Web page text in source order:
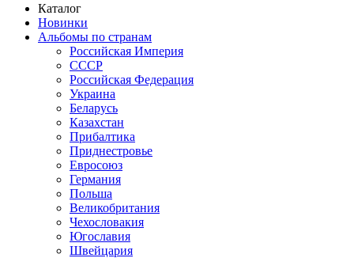
Каталог
Новинки
Альбомы по странам
Российская Империя
СССР
Российская Федерация
Украина
Беларусь
Казахстан
Прибалтика
Приднестровье
Евросоюз
Германия
Польша
Великобритания
Чехословакия
Югославия
Швейцария